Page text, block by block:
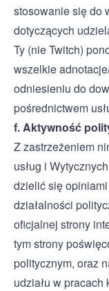
stosowanie się do
dotyczących
Ty (nie Twitch)
wszelkie
odniesieniu do
pośrednictwem
f. Aktywność
Z zastrzeżeniem
usług i
dzielić się
działalności
oficjalnej strony
tym strony
politycznym, oraz
udziału w